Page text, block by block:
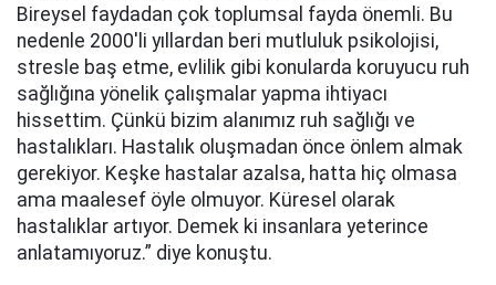
Bireysel faydadan çok toplumsal fayda önemli. Bu
nedenle 2000'li yıllardan beri mutluluk psikolojisi,
stresle baş etme, evlilik gibi konularda koruyucu ruh
sağlığına yönelik çalışmalar yapma ihtiyacı
hissettim. Çünkü bizim alanımız ruh sağlığı ve
hastalıkları. Hastalık oluşmadan önce önlem almak
gerekiyor. Keşke hastalar azalsa, hatta hiç olmasa
ama maalesef öyle olmuyor. Küresel olarak
hastalıklar artıyor. Demek ki insanlara yeterince
anlatamıyoruz.” diye konuştu.